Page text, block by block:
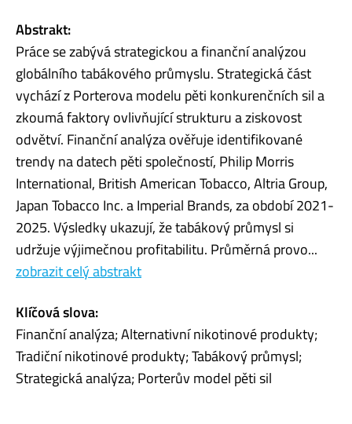
Abstrakt:
Práce se zabývá strategickou a finanční analýzou
globálního tabákového průmyslu. Strategická část
vychází z Porterova modelu pěti konkurenčních sil a
zkoumá faktory ovlivňující strukturu a ziskovost
odvětví. Finanční analýza ověřuje identifikované
trendy na datech pěti společností, Philip Morris
International, British American Tobacco, Altria Group,
Japan Tobacco Inc. a Imperial Brands, za období 2021-
2025. Výsledky ukazují, že tabákový průmysl si
udržuje výjimečnou profitabilitu. Průměrná provo...
zobrazit celý abstrakt
Klíčová slova:
Finanční analýza; Alternativní nikotinové produkty;
Tradiční nikotinové produkty; Tabákový průmysl;
Strategická analýza; Porterův model pěti sil